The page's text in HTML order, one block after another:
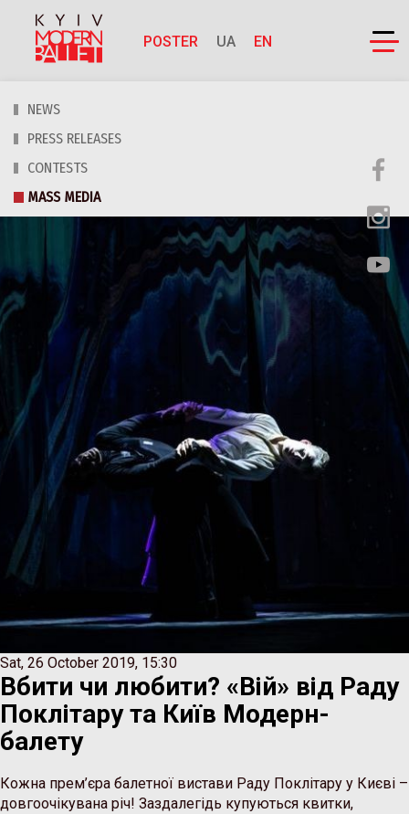
POSTER UA EN
NEWS
PRESS RELEASES
CONTESTS
MASS MEDIA
Sat, 26 October 2019, 15:30
Вбити чи любити? «Вій» від Раду
Поклітару та Київ Модерн-
балету
Кожна прем’єра балетної вистави Раду Поклітару у Києві –
довгоочікувана річ! Заздалегідь купуються квитки,